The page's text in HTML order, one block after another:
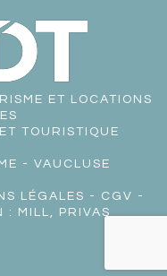
ET LOCATIONS
TOURISTIQUE
- VAUCLUSE
LÉGALES - CGV -
: MILL, PRIVAS